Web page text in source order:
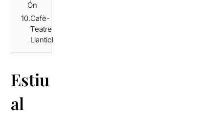
Ón
10.Cafè-
Teatre
Llantiol
Estiu
al